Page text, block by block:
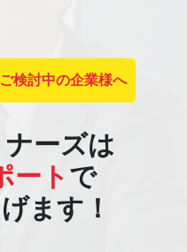
検討中の企業様へ
ーズは
ート で
ます！